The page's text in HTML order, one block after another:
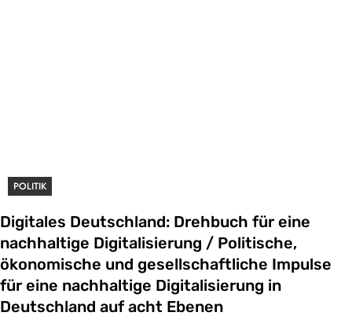
POLITIK
Digitales Deutschland: Drehbuch für eine
nachhaltige Digitalisierung / Politische,
ökonomische und gesellschaftliche Impulse
für eine nachhaltige Digitalisierung in
Deutschland auf acht Ebenen